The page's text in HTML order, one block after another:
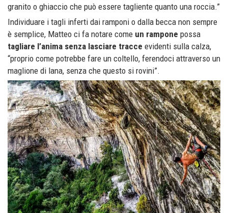
granito o ghiaccio che può essere tagliente quanto una roccia.”
Individuare i tagli inferti dai ramponi o dalla becca non sempre
è semplice, Matteo ci fa notare come un rampone possa
tagliare l’anima senza lasciare tracce evidenti sulla calza,
“proprio come potrebbe fare un coltello, ferendoci attraverso un
maglione di lana, senza che questo si rovini”.